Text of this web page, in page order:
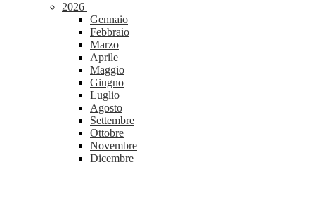
2026
Gennaio
Febbraio
Marzo
Aprile
Maggio
Giugno
Luglio
Agosto
Settembre
Ottobre
Novembre
Dicembre